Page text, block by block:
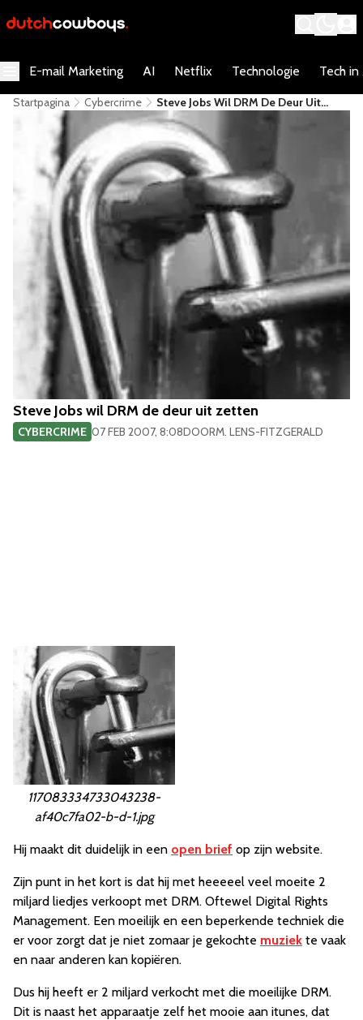
E-mail Marketing AI Netflix Technologie Tech in
Startpagina Cybercrime
Steve Jobs Wil DRM De Deur Uit
Zetten
Steve Jobs wil DRM de deur uit zetten
CYBERCRIME 07 FEB 2007, 8:08DOORM. LENS-FITZGERALD
117083334733043238-
af40c7fa02-b-d-1.jpg
Hij maakt dit duidelijk in een open brief op zijn website.
Zijn punt in het kort is dat hij met heeeeel veel moeite 2
miljard liedjes verkoopt met DRM. Oftewel Digital Rights
Management. Een moeilijk en een beperkende techniek die
er voor zorgt dat je niet zomaar je gekochte muziek te vaak
en naar anderen kan kopiëren.
Dus hij heeft er 2 miljard verkocht met die moeilijke DRM.
Dit is naast het apparaatje zelf het mooie aan itunes, dat